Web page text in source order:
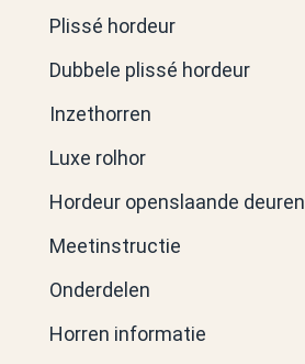
Plissé hordeur
Dubbele plissé hordeur
Inzethorren
Luxe rolhor
Hordeur openslaande deuren
Meetinstructie
Onderdelen
Horren informatie